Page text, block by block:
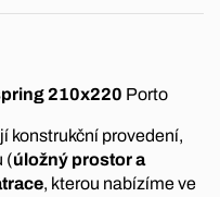
210x220 Porto
konstrukční provedení,
(úložný prostor a
, kterou nabízíme ve